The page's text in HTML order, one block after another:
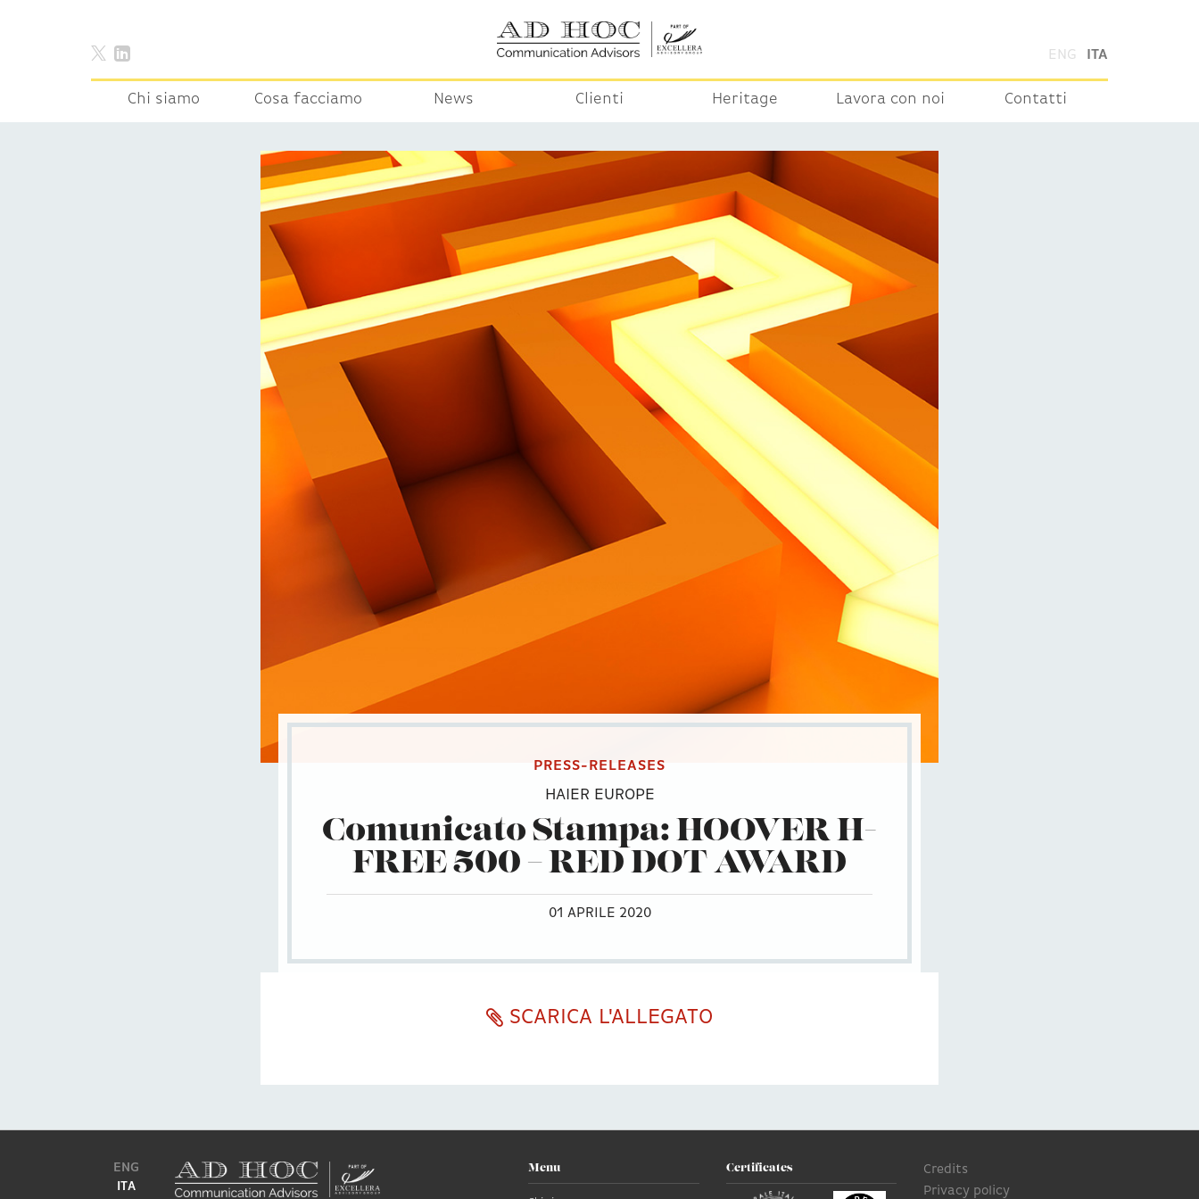
ENG ITA
Chi siamo Cosa facciamo News Clienti Heritage Lavora con noi Contatti
PRESS-RELEASES
HAIER EUROPE
Comunicato Stampa: HOOVER H-
FREE 500 – RED DOT AWARD
01 APRILE 2020
SCARICA L'ALLEGATO
ENG
ITA
Menu Certificates
Credits
Privacy policy